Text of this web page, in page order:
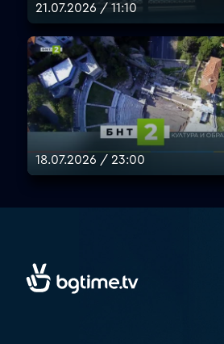
21.07.2026 / 11:10
18.07.2026 / 23:00